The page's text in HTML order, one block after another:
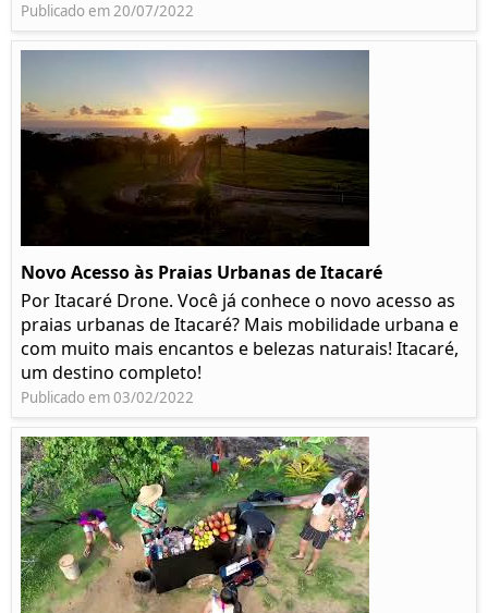
Publicado em 20/07/2022
Novo Acesso às Praias Urbanas de Itacaré
Por Itacaré Drone. Você já conhece o novo acesso as
praias urbanas de Itacaré? Mais mobilidade urbana e
com muito mais encantos e belezas naturais! Itacaré,
um destino completo!
Publicado em 03/02/2022